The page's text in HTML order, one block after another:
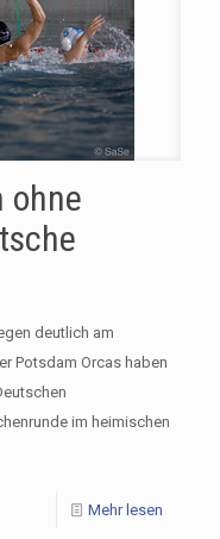
ohne
deutlich am
Potsdam Orcas haben
im heimischen
Mehr lesen